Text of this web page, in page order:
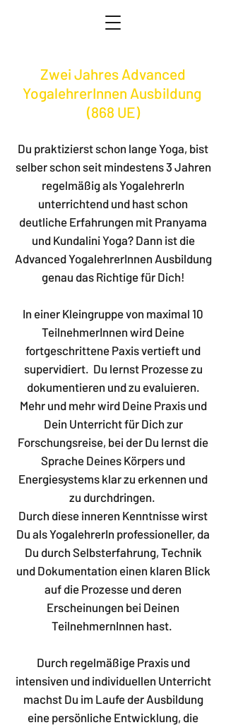
Zwei Jahres Advanced
YogalehrerInnen Ausbildung
(868 UE)
Du praktizierst schon lange Yoga, bist
selber schon seit mindestens 3 Jahren
regelmäßig als YogalehrerIn
unterrichtend und hast schon
deutliche Erfahrungen mit Pranyama
und Kundalini Yoga? Dann ist die
Advanced YogalehrerInnen Ausbildung
genau das Richtige für Dich!
In einer Kleingruppe von maximal 10
TeilnehmerInnen wird Deine
fortgeschrittene Paxis vertieft und
supervidiert. Du lernst Prozesse zu
dokumentieren und zu evaluieren.
Mehr und mehr wird Deine Praxis und
Dein Unterricht für Dich zur
Forschungsreise, bei der Du lernst die
Sprache Deines Körpers und
Energiesystems klar zu erkennen und
zu durchdringen.
Durch diese inneren Kenntnisse wirst
Du als YogalehrerIn professioneller, da
Du durch Selbsterfahrung, Technik
und Dokumentation einen klaren Blick
auf die Prozesse und deren
Erscheinungen bei Deinen
TeilnehmernInnen hast.
Durch regelmäßige Praxis und
intensiven und individuellen Unterricht
machst Du im Laufe der Ausbildung
eine persönliche Entwicklung, die